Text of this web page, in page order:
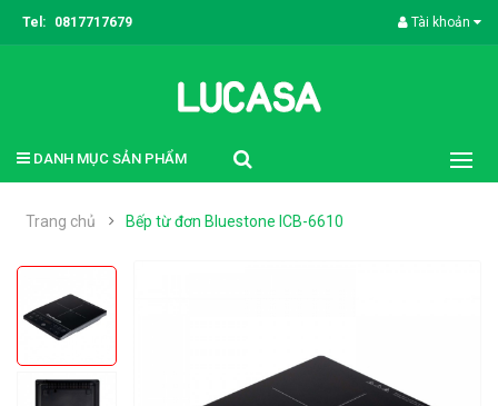
Tel: 0817717679 Tài khoản
DANH MỤC SẢN PHẨM
Trang chủ Bếp từ đơn Bluestone ICB-6610